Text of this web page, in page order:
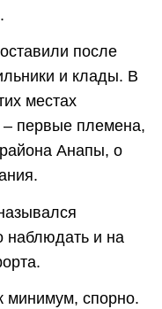
после
и клады. В
местах
первые племена,
Анапы, о
наблюдать и на
минимум, спорно.